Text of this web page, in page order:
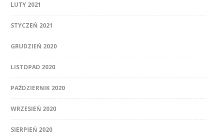
LUTY 2021
STYCZEŃ 2021
GRUDZIEŃ 2020
LISTOPAD 2020
PAŹDZIERNIK 2020
WRZESIEŃ 2020
SIERPIEŃ 2020